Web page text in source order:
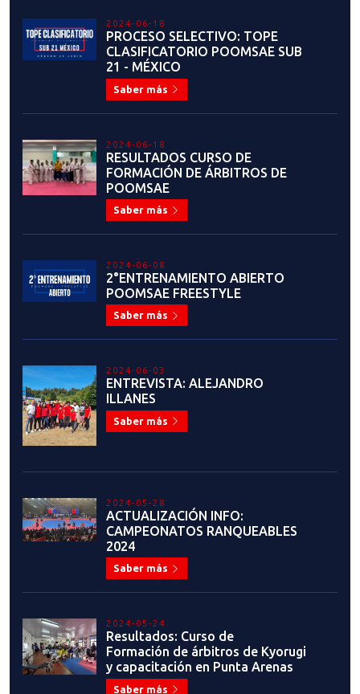
2024-06-18
PROCESO SELECTIVO: TOPE
CLASIFICATORIO POOMSAE SUB
21 - MÉXICO
Saber más
2024-06-18
RESULTADOS CURSO DE
FORMACIÓN DE ÁRBITROS DE
POOMSAE
Saber más
2024-06-08
2°ENTRENAMIENTO ABIERTO
POOMSAE FREESTYLE
Saber más
2024-06-03
ENTREVISTA: ALEJANDRO
ILLANES
Saber más
2024-05-28
ACTUALIZACIÓN INFO:
CAMPEONATOS RANQUEABLES
2024
Saber más
2024-05-24
Resultados: Curso de
Formación de árbitros de Kyorugi
y capacitación en Punta Arenas
Saber más